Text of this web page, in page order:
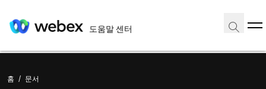
도움말 센터
홈 / 문서